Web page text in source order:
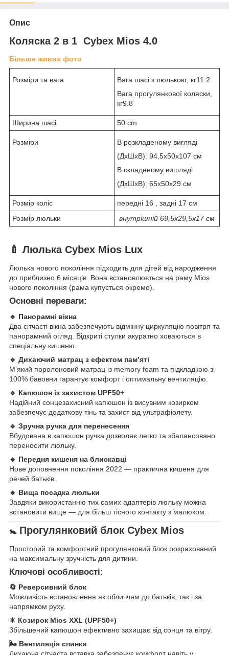
Опис
Коляска 2 в 1 Cybex Mios 4.0
Більше живих фото
Розміри та вага
Вага шасі з люлькою, кг11.2
Вага прогулянкової коляски,
кг9.8
Ширина шасі 50 cm
Розміри
В розкладеному вигляді
(ДхШхВ): 94.5x50x107 см
В складеному вишляді
(ДхШхВ): 65x50x29 см
Розмір коліс
передні 16 , задні 17 см
Розмір люльки
внутрішній 69,5х29,5х17 см
🍼 Люлька Cybex Mios Lux
Люлька нового покоління підходить для дітей від народження
до приблизно 6 місяців. Вона встановлюється на раму Mios
нового покоління (рама купується окремо).
Основні переваги:
🔹 Панорамні вікна
Два сітчасті вікна забезпечують відмінну циркуляцію повітря та
панорамний огляд. Відкриті стулки акуратно ховаються в
спеціальну кишеню.
🔹 Дихаючий матрац з ефектом пам’яті
М’який поролоновий матрац із memory foam та підкладкою зі
100% бавовни гарантує комфорт і оптимальну вентиляцію.
🔹 Капюшон із захистом UPF50+
Надійний сонцезахисний капюшон із висувним козирком
забезпечує додаткову тінь та захист від ультрафіолету.
🔹 Зручна ручка для перенесення
Вбудована в капюшон ручка дозволяє легко та збалансовано
переносити люльку.
🔹 Передня кишеня на блискавці
Нове доповнення покоління 2022 — практична кишеня для
речей батьків.
🔹 Вища посадка люльки
Завдяки використанню тих самих адаптерів люльку можна
встановити вище — для більш тісного контакту з малюком.
🚼 Прогулянковий блок Cybex Mios
Просторий та комфортний прогулянковий блок розрахований
на максимальну зручність для дитини.
Ключові особливості:
🔄 Реверсивний блок
Можливість встановлення як обличчям до батьків, так і за
напрямком руху.
☀ Козирок Mios XXL (UPF50+)
Збільшений капюшон ефективно захищає від сонця та вітру.
🌬 Вентиляція спинки